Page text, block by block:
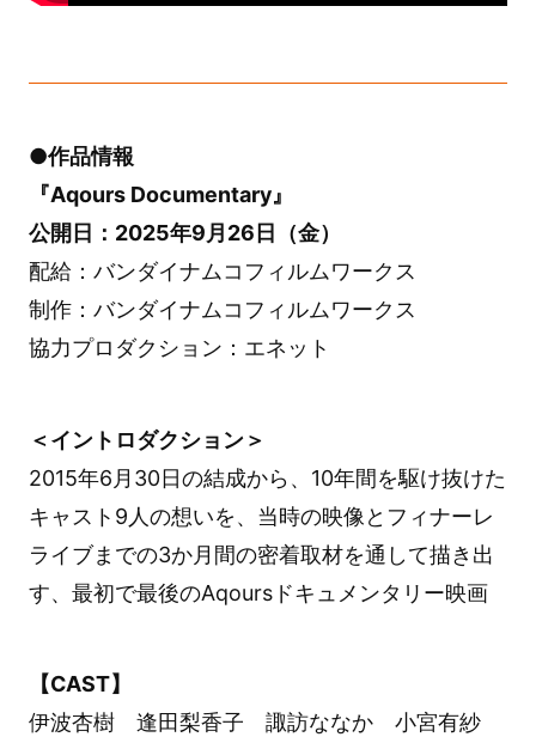
●作品情報
『Aqours Documentary』
公開日：2025年9月26日（金）
配給：バンダイナムコフィルムワークス
制作：バンダイナムコフィルムワークス
協力プロダクション：エネット
＜イントロダクション＞
2015年6月30日の結成から、10年間を駆け抜けた
キャスト9人の想いを、当時の映像とフィナーレ
ライブまでの3か月間の密着取材を通して描き出
す、最初で最後のAqoursドキュメンタリー映画
【CAST】
伊波杏樹 逢田梨香子 諏訪ななか 小宮有紗